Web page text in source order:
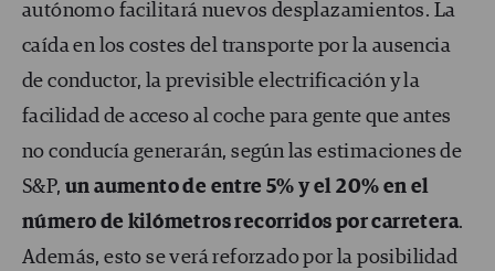
autónomo facilitará nuevos desplazamientos. La
caída en los costes del transporte por la ausencia
de conductor, la previsible electrificación y la
facilidad de acceso al coche para gente que antes
no conducía generarán, según las estimaciones de
S&P, un aumento de entre 5% y el 20% en el
número de kilómetros recorridos por carretera.
Además, esto se verá reforzado por la posibilidad